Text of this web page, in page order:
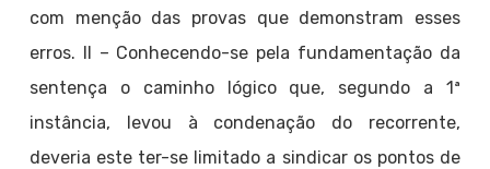
com menção das provas que demonstram esses
erros. II – Conhecendo-se pela fundamentação da
sentença o caminho lógico que, segundo a 1ª
instância, levou à condenação do recorrente,
deveria este ter-se limitado a sindicar os pontos de